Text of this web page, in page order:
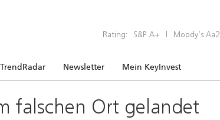
Rating: S&P A+ | Moody’s Aa2
TrendRadar Newsletter Mein KeyInvest
falschen Ort gelandet